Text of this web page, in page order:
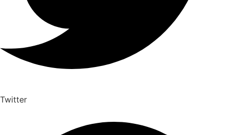
Twitter